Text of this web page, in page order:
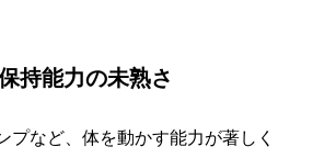
持能力の未熟さ
プなど、体を動かす能力が著しく